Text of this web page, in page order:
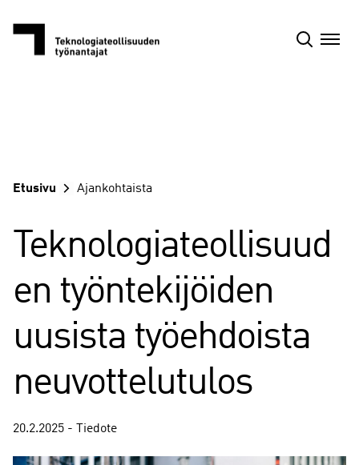
sisältöön
Etusivu Ajankohtaista
Teknologiateollisuud
en työntekijöiden
uusista työehdoista
neuvottelutulos
20.2.2025 - Tiedote